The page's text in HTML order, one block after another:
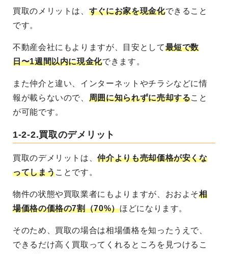
買取のメリットは、 すぐにお家を現金化できること
です。
不動産会社にもよりますが、目安として最短で数
日〜1週間以内に現金化できます。
また仲介と違い、インターネットやチラシなどに情
報が載らないので、 周囲に知られずに売却すること
が可能です。
1-2-2.買取のデメリット
買取のデメリットは、仲介よりも売却価格が安くな
ってしまうことです。
物件の状態や買取業者にもよりますが、おおよそ相
場価格の価格の7割（70%）ほどになります。
そのため、買取の場合は相場価格を知ったうえで、
できるだけ高く買取ってくれるところを見つけるこ